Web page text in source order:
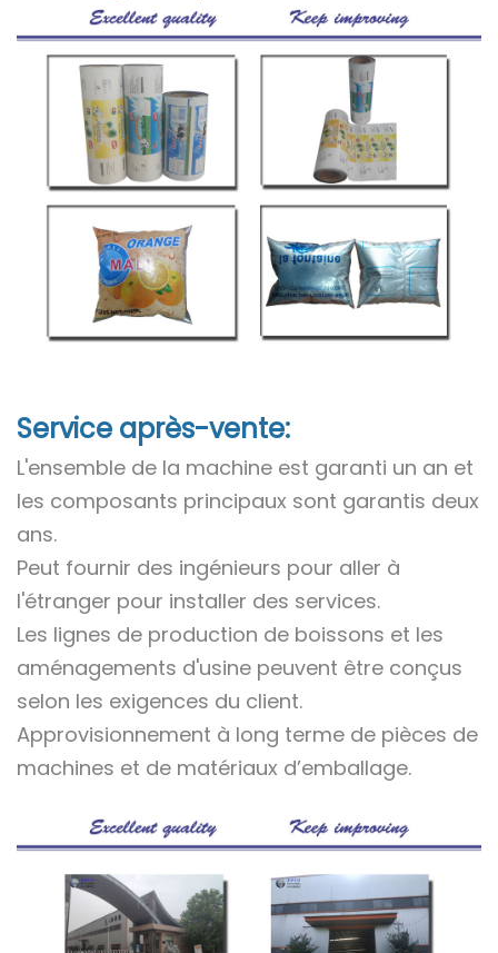
Service après-vente:
L'ensemble de la machine est garanti un an et
les composants principaux sont garantis deux
ans.
Peut fournir des ingénieurs pour aller à
l'étranger pour installer des services.
Les lignes de production de boissons et les
aménagements d'usine peuvent être conçus
selon les exigences du client.
Approvisionnement à long terme de pièces de
machines et de matériaux d’emballage.